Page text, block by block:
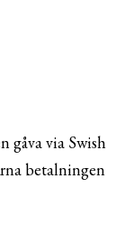
gåva via Swish
betalningen